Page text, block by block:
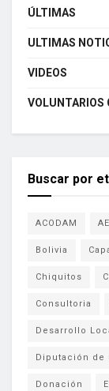
ÚLTIMAS
ULTIMAS
VIDEOS
VOLUNTARIOS
Buscar por
ACODAM
Bolivia
Chiquitos
Consultoria
Desarrollo
Diputación de
Donación